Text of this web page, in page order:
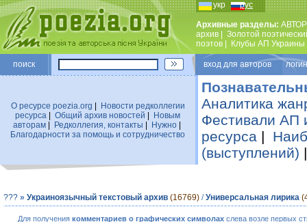
укр рус
Архивные разделы:
архив
Золотой
поэтов
Клубы АП Украины
поиск вход для авторов
О ресурсе poezia.org
Новости редколлегии
ресурса
Общий архив новостей
Новым
авторам| Редколлегия, контакты Нужно|
Благодарности за помощь и сотрудничество
Аналитика
Фестивали АП
ресурса |
(выступлений)
??? » Украиноязычный текстовый архив (16769) /Универсальная лирика
Для получения комментариев о графических символахслева возле первых